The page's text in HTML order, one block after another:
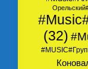
(32)